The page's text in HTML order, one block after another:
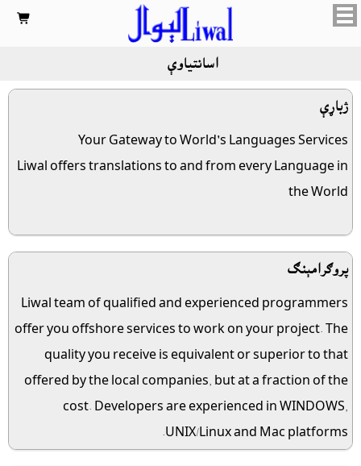

اسانتياوې
ژباړې
Your Gateway to World's Languages Services
Liwal offers translations to and from every Language in
the World
پروګرامېنګ
Liwal team of qualified and experienced programmers
offer you offshore services to work on your project. The
quality you receive is equivalent or superior to that
offered by the local companies, but at a fraction of the
cost. Developers are experienced in WINDOWS,
UNIX/Linux and Mac platforms.